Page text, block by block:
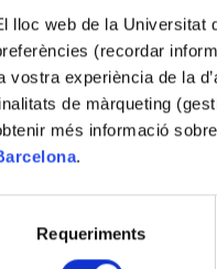
lloc web de la Universitat
(recordar
vostra experiència de la
de màrqueting
més informació
.
Requeriments
col·lecció